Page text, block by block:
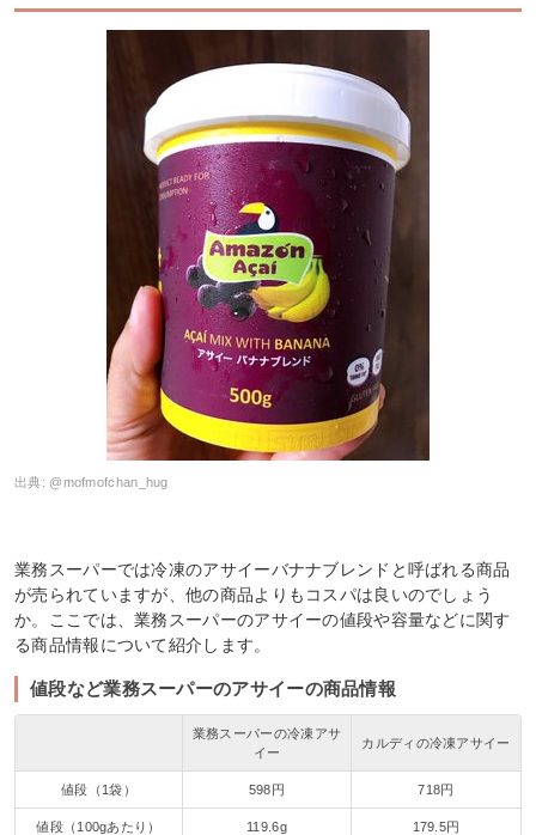
出典: @mofmofchan_hug
業務スーパーでは冷凍のアサイーバナナブレンドと呼ばれる商品
が売られていますが、他の商品よりもコスパは良いのでしょう
か。ここでは、業務スーパーのアサイーの値段や容量などに関す
る商品情報について紹介します。
値段など業務スーパーのアサイーの商品情報
業務スーパーの冷凍アサ
イー
カルディの冷凍アサイー
値段（1袋） 598円 718円
値段（100gあたり） 119.6g 179.5円